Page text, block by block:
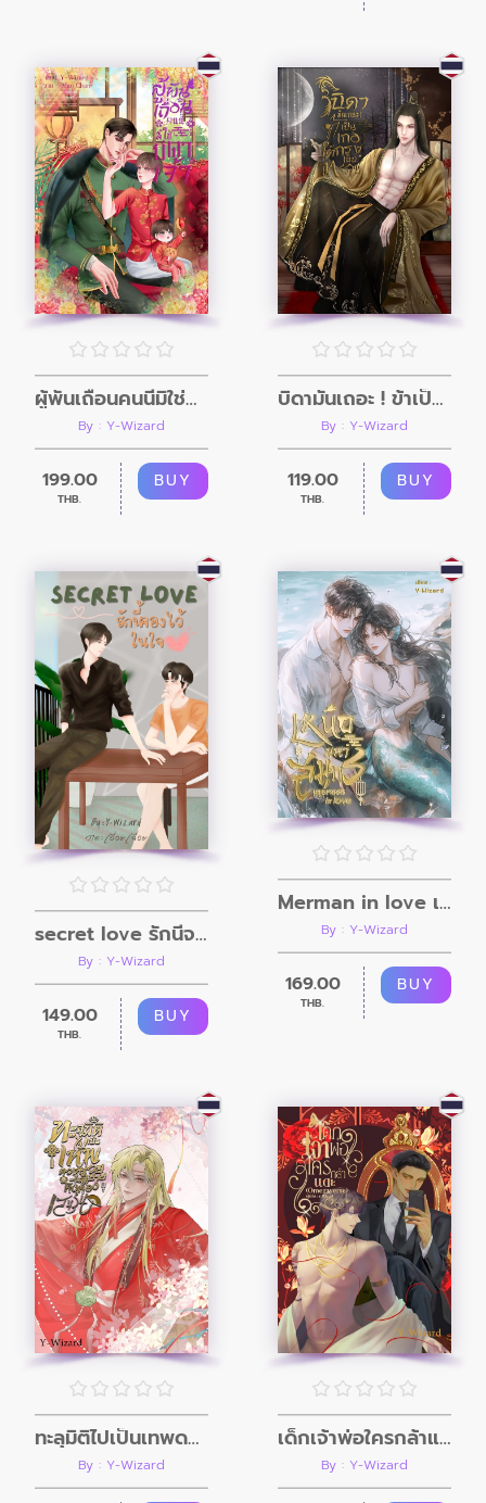
ผู้พันเถื่อนคนนี้มิใช่บิดาเจ้า
By : Y-Wizard
199.00
THB.
BUY
บิดามันเถอะ ! ข้าเป็นเกอใต้กรงเล็บทรราช
By : Y-Wizard
119.00
THB.
BUY
secret love รักนี้จองไว้ในใจ
By : Y-Wizard
149.00
THB.
BUY
Merman in love เหนือมหาสมุทร
By : Y-Wizard
169.00
THB.
BUY
ทะลุมิติไปเป็นเทพดวงซวยในนิยายติ๊งต๊องแสนวุ่น
By : Y-Wizard
เด็กเจ้าพ่อใครกล้าแตะ (Omegaverse)
By : Y-Wizard